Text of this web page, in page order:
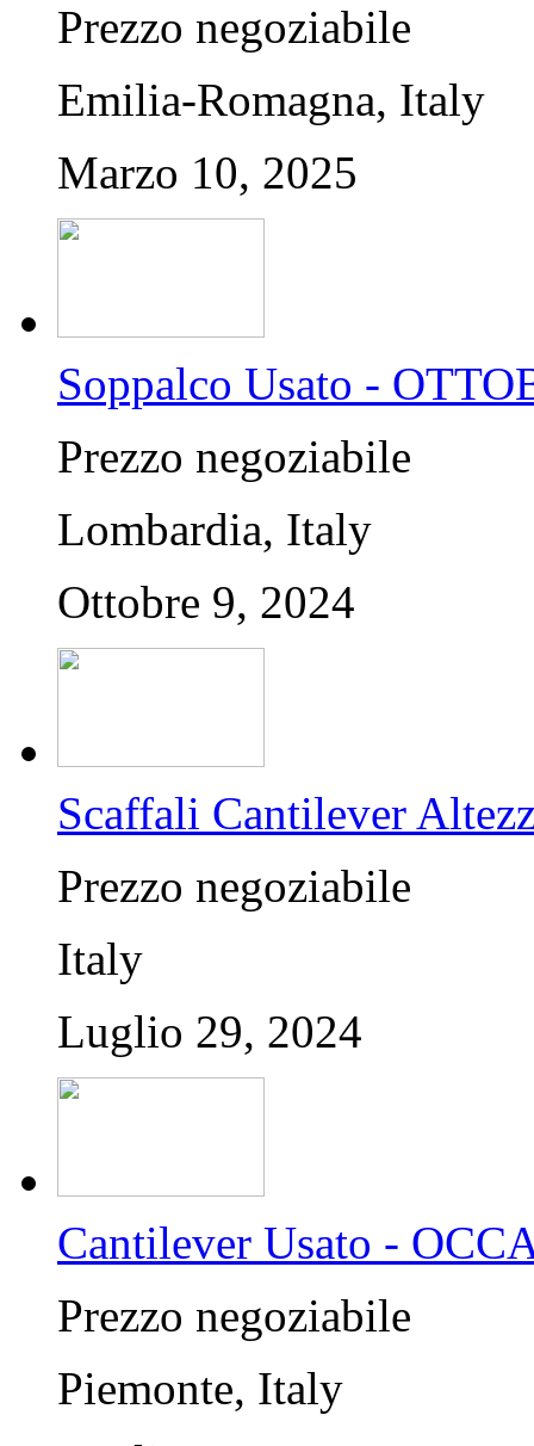
Prezzo negoziabile
Emilia-Romagna, Italy
Marzo 10, 2025
Soppalco Usato -
Prezzo negoziabile
Lombardia, Italy
Ottobre 9, 2024
Scaffali Cantilever
Prezzo negoziabile
Italy
Luglio 29, 2024
Cantilever Usato -
Prezzo negoziabile
Piemonte, Italy